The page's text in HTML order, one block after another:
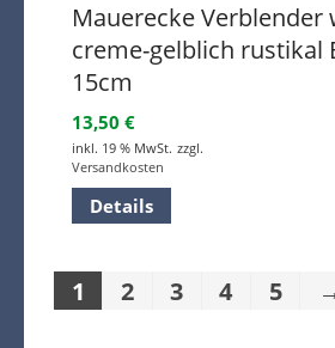
Mauerecke Verblender
creme-gelblich rustikal
15cm
13,50 €
inkl. 19 % MwSt. zzgl.
Versandkosten
Details
1 2 3 4 5